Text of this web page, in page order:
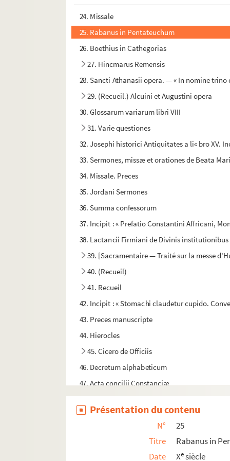
24. Missale
25. Rabanus in Pentateuchum
26. Boethius in Cathegorias
27. Hincmarus Remensis
28. Sancti Athanasii opera. — « In nomine
29. (Recueil.) Alcuini et Augustini opera
30. Glossarum variarum libri VIII
31. Varie questiones
32. Josephi historici Antiquitates a li« bro
33. Sermones, missæ et orationes de Beata
34. Missale. Preces
35. Jordani Sermones
36. Summa confessorum
37. Incipit : « Prefatio Constantini Affricani,
38. Lactancii Firmiani de Divinis
39. [Sacramentaire — Traité sur la messe
40. (Recueil)
41. Recueil
42. Incipit : « Stomachi claudetur cupido.
43. Preces manuscripte
44. Hierocles
45. Cicero de Officiis
46. Decretum alphabeticum
47. Acta concilii Constanciæ
48. (Recueil)
49. Dictionnaire des auteurs
51. Chronica antiquitatum Belgicarum sub
Présentation du contenu
N°
25
Titre
Rabanus in
Date
Xesiècle